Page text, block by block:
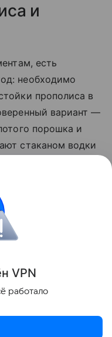
и
есть
необходимо
прополиса в
вариант —
порошка и
стаканом водки
с верхней и
VPN
работало